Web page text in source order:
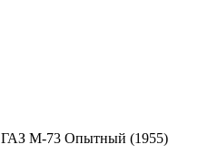
ГАЗ М-73 Опытный (1955)